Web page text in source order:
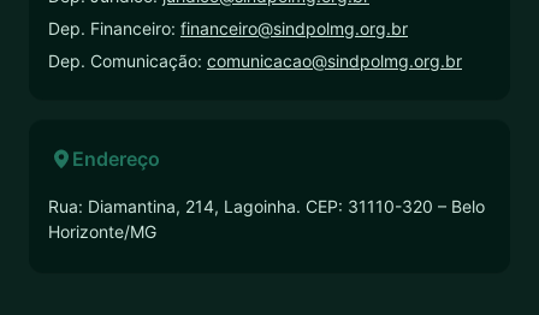
Dep. Financeiro: financeiro@sindpolmg.org.br
Dep. Comunicação: comunicacao@sindpolmg.org.br
Endereço
Rua: Diamantina, 214, Lagoinha. CEP: 31110-320 – Belo
Horizonte/MG